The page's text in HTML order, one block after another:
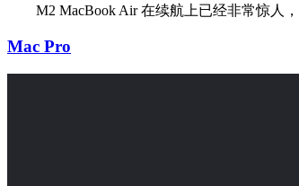
M2 MacBook Air 在续航上已经非常惊人，
Mac Pro